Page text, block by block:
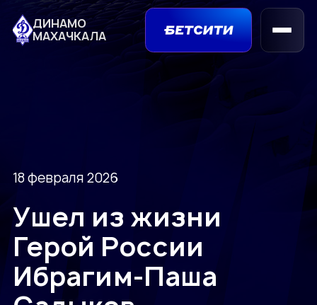
ДИНАМО
МАХАЧКАЛА
18 февраля 2026
Ушел из жизни
Герой России
Ибрагим-Паша